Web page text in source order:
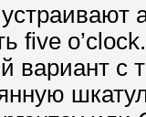
five
вариант с